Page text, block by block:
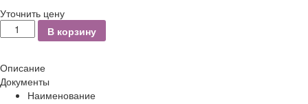
Уточнить цену
КоличествоВ корзину
Описание
Документы
Наименование